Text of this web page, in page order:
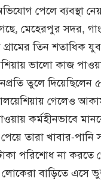
পেলে ব্যবস্থা
মেহেরপুর সদর,
গ্রামের তিন শতাধিক
ভালো কাজ
তুলে দিয়েছিলেন
গেলেও
কর্মহীনভাবে
তারা খাবার-পানি
পরিশোধ না করতে
লোকেরা বাড়িতে এসে